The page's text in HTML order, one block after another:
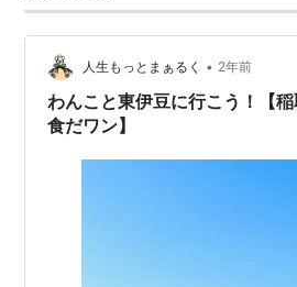
人生もっとまぁるく • 2年前
わんこと東伊豆に行こう！【
食だワン】